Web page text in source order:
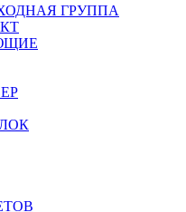
ГРУППА